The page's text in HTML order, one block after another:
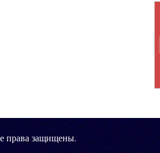
права защищены.